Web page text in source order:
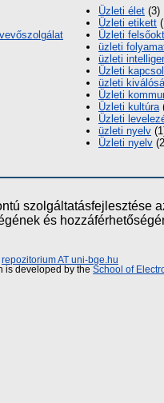
Üzleti élet (3)
Üzleti etikett
Üzleti
üzleti
üzleti
Üzleti
üzleti
Üzleti
Üzleti kultúra
Üzleti
üzleti nyelv
Üzleti nyelv
szolgáltatásfejlesztése
és
repozitorium AT uni-bge.hu
is developed by the School of